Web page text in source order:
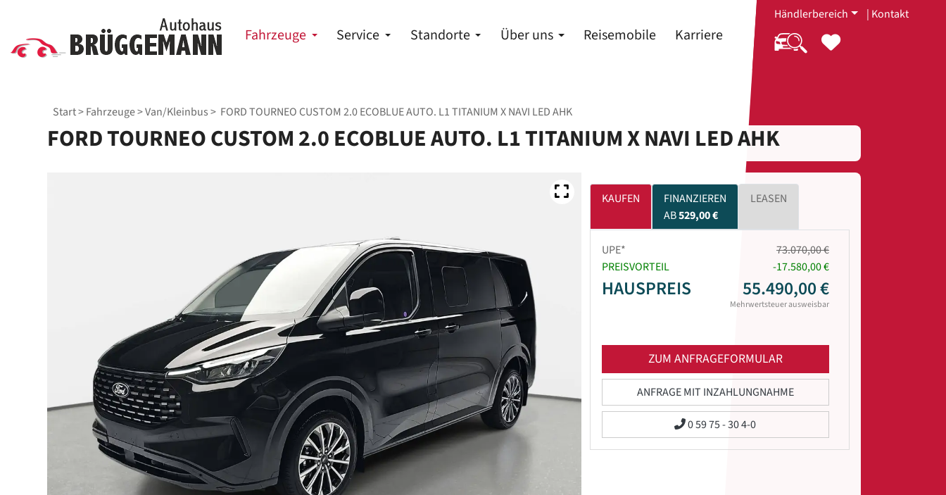
Fahrzeuge Service Standorte Über uns Reisemobile Karriere
Händlerbereich | Kontakt
Start>Fahrzeuge>Van/Kleinbus> FORD TOURNEO CUSTOM 2.0 ECOBLUE AUTO. L1 TITANIUM X NAVI LED AHK
FORD TOURNEO CUSTOM 2.0 ECOBLUE AUTO. L1 TITANIUM X NAVI LED AHK
KAUFEN
FINANZIEREN
AB529,00 €
LEASEN
UPE*
73.070,00 €
PREISVORTEIL
-17.580,00 €
HAUSPREIS 55.490,00 €
Mehrwertsteuer ausweisbar
ZUM ANFRAGEFORMULAR
ANFRAGE MIT INZAHLUNGNAHME
0 59 75 - 30 4-0